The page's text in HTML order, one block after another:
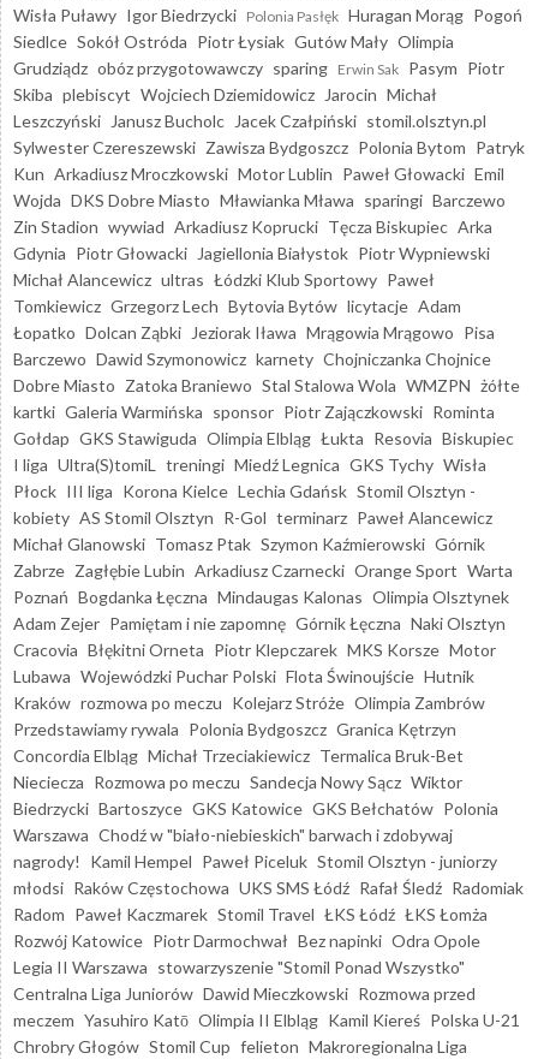
Wisła Puławy Igor Biedrzycki Polonia Pasłęk Huragan Morąg Pogoń
Siedlce Sokół Ostróda Piotr Łysiak Gutów Mały Olimpia
Grudziądz obóz przygotowawczy sparing Erwin Sak Pasym Piotr
Skiba plebiscyt Wojciech Dziemidowicz Jarocin Michał
Leszczyński
Janusz Bucholc Jacek Czałpiński stomil.olsztyn.pl
Sylwester Czereszewski Zawisza Bydgoszcz Polonia Bytom Patryk
Kun Arkadiusz Mroczkowski Motor Lublin Paweł Głowacki Emil
Wojda DKS Dobre Miasto Mławianka Mława sparingi Barczewo
Zin Stadion wywiad Arkadiusz Koprucki Tęcza Biskupiec Arka
Gdynia Piotr Głowacki Jagiellonia Białystok Piotr Wypniewski
Michał Alancewicz ultras Łódzki Klub Sportowy Paweł
Tomkiewicz Grzegorz Lech Bytovia Bytów licytacje Adam
Łopatko Dolcan Ząbki Jeziorak Iława Mrągowia Mrągowo Pisa
Barczewo Dawid Szymonowicz karnety Chojniczanka Chojnice
Dobre Miasto Zatoka Braniewo Stal Stalowa Wola WMZPN żółte
kartki Galeria Warmińska sponsor Piotr Zajączkowski Rominta
Gołdap GKS Stawiguda Olimpia Elbląg Łukta Resovia Biskupiec
I liga Ultra(S)tomiL treningi Miedź Legnica GKS Tychy Wisła
Płock III liga Korona Kielce Lechia Gdańsk Stomil Olsztyn -
kobiety AS Stomil Olsztyn R-Gol terminarz Paweł Alancewicz
Michał Glanowski Tomasz Ptak Szymon Kaźmierowski Górnik
Zabrze Zagłębie Lubin Arkadiusz Czarnecki Orange Sport Warta
Poznań Bogdanka Łęczna Mindaugas Kalonas Olimpia Olsztynek
Adam Zejer Pamiętam i nie zapomnę Górnik Łęczna Naki Olsztyn
Cracovia Błękitni Orneta Piotr Klepczarek MKS Korsze Motor
Lubawa Wojewódzki Puchar Polski Flota Świnoujście Hutnik
Kraków rozmowa po meczu Kolejarz Stróże Olimpia Zambrów
Przedstawiamy rywala Polonia Bydgoszcz Granica Kętrzyn
Concordia Elbląg Michał Trzeciakiewicz Termalica Bruk-Bet
Nieciecza Rozmowa po meczu Sandecja Nowy Sącz Wiktor
Biedrzycki Bartoszyce GKS Katowice GKS Bełchatów Polonia
Warszawa Chodź w "biało-niebieskich" barwach i zdobywaj
nagrody!
Kamil Hempel Paweł Piceluk Stomil Olsztyn - juniorzy
młodsi Raków Częstochowa UKS SMS Łódź Rafał Śledź Radomiak
Radom Paweł Kaczmarek Stomil Travel ŁKS Łódź ŁKS Łomża
Rozwój Katowice Piotr Darmochwał Bez napinki Odra Opole
Legia II Warszawa stowarzyszenie "Stomil Ponad Wszystko"
Centralna Liga Juniorów Dawid Mieczkowski Rozmowa przed
meczem Yasuhiro Katō Olimpia II Elbląg Kamil Kiereś Polska U-21
Chrobry Głogów Stomil Cup felieton Makroregionalna Liga